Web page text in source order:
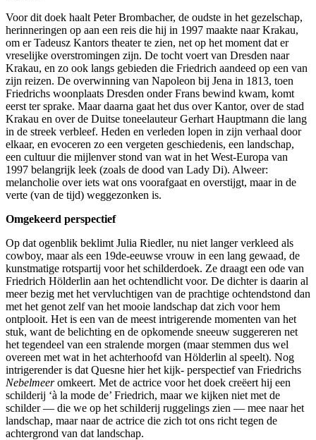
Voor dit doek haalt Peter Brombacher, de oudste in het gezelschap,
herinneringen op aan een reis die hij in 1997 maakte naar Krakau,
om er Tadeusz Kantors theater te zien, net op het moment dat er
vreselijke overstromingen zijn. De tocht voert van Dresden naar
Krakau, en zo ook langs gebieden die Friedrich aandeed op een van
zijn reizen. De overwinning van Napoleon bij Jena in 1813, toen
Friedrichs woonplaats Dresden onder Frans bewind kwam, komt
eerst ter sprake. Maar daarna gaat het dus over Kantor, over de stad
Krakau en over de Duitse toneelauteur Gerhart Hauptmann die lang
in de streek verbleef. Heden en verleden lopen in zijn verhaal door
elkaar, en evoceren zo een vergeten geschiedenis, een landschap,
een cultuur die mijlenver stond van wat in het West-Europa van
1997 belangrijk leek (zoals de dood van Lady Di). Alweer:
melancholie over iets wat ons voorafgaat en overstijgt, maar in de
verte (van de tijd) weggezonken is.
Omgekeerd perspectief
Op dat ogenblik beklimt Julia Riedler, nu niet langer verkleed als
cowboy, maar als een 19de-eeuwse vrouw in een lang gewaad, de
kunstmatige rotspartij voor het schilderdoek. Ze draagt een ode van
Friedrich Hölderlin aan het ochtendlicht voor. De dichter is daarin al
meer bezig met het vervluchtigen van de prachtige ochtendstond dan
met het genot zelf van het mooie landschap dat zich voor hem
ontplooit. Het is een van de meest intrigerende momenten van het
stuk, want de belichting en de opkomende sneeuw suggereren net
het tegendeel van een stralende morgen (maar stemmen dus wel
overeen met wat in het achterhoofd van Hölderlin al speelt). Nog
intrigerender is dat Quesne hier het kijk- perspectief van Friedrichs
Nebelmeeromkeert. Met de actrice voor het doek creëert hij een
schilderij ‘à la mode de’ Friedrich, maar we kijken niet met de
schilder — die we op het schilderij ruggelings zien — mee naar het
landschap, maar naar de actrice die zich tot ons richt tegen de
achtergrond van dat landschap.